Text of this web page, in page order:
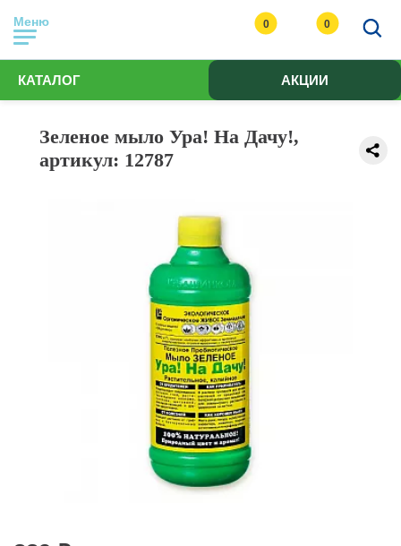
Меню 0 0
КАТАЛОГ АКЦИИ
Зеленое мыло Ура! На Дачу!,
артикул: 12787